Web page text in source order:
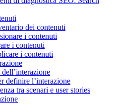
dei contenuti
i contenuti
i contenuti
i contenuti
definire l’interazione
tra scenari e user stories